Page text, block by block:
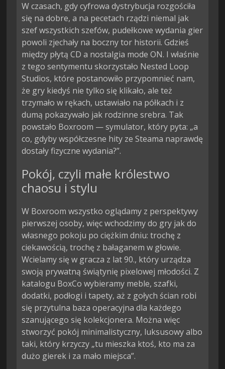
W czasach, gdy cyfrowa dystrybucja rozgościła
się na dobre, a na pecetach rządzi niemal jak
szef wszystkich szefów, pudełkowe wydania gier
powoli zjechały na boczny tor historii. Gdzieś
między płytą CD a nostalgia mode ON. I właśnie
z tego sentymentu skorzystało Nested Loop
Studios, które postanowiło przypomnieć nam,
że gry kiedyś nie tylko się klikało, ale też
trzymało w rękach, ustawiało na półkach i z
dumą pokazywało jak rodzinne srebra. Tak
powstało Boxroom — symulator, który pyta: „a
co, gdyby współczesne hity ze Steama naprawdę
dostały fizyczne wydania?”.
Pokój, czyli małe królestwo
chaosu i stylu
W Boxroom wszystko oglądamy z perspektywy
pierwszej osoby, więc wchodzimy do gry jak do
własnego pokoju po ciężkim dniu: trochę z
ciekawością, trochę z bałaganem w głowie.
Wcielamy się w gracza z lat 90., który urządza
swoją prywatną świątynię pixelowej młodości. Z
katalogu BoxCo wybieramy meble, szafki,
dodatki, podłogi i tapety, aż z gołych ścian robi
się przytulna baza operacyjna dla każdego
szanującego się kolekcjonera. Można więc
stworzyć pokój minimalistyczny, luksusowy albo
taki, który krzyczy „tu mieszka ktoś, kto ma za
dużo gierek i za mało miejsca”.